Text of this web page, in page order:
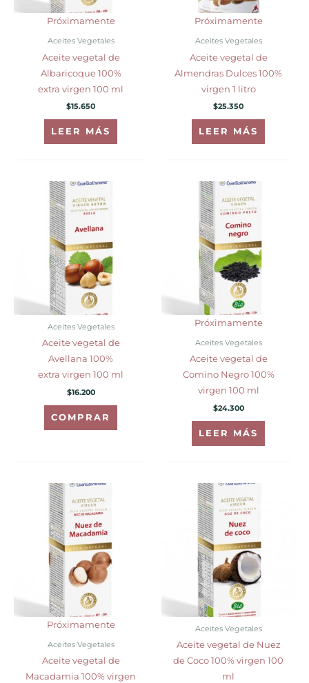
Próximamente
Aceites Vegetales
Aceite vegetal de
Albaricoque 100%
extra virgen 100 ml
$15.650
LEER MÁS
Próximamente
Aceites Vegetales
Aceite vegetal de
Almendras Dulces 100%
virgen 1 litro
$25.350
LEER MÁS
Aceites Vegetales
Aceite vegetal de
Avellana 100%
extra virgen 100 ml
$16.200
COMPRAR
Próximamente
Aceites Vegetales
Aceite vegetal de
Comino Negro 100%
virgen 100 ml
$24.300
LEER MÁS
Próximamente
Aceites Vegetales
Aceite vegetal de
Macadamia 100% virgen
Aceites Vegetales
Aceite vegetal de Nuez
de Coco 100% virgen 100
ml